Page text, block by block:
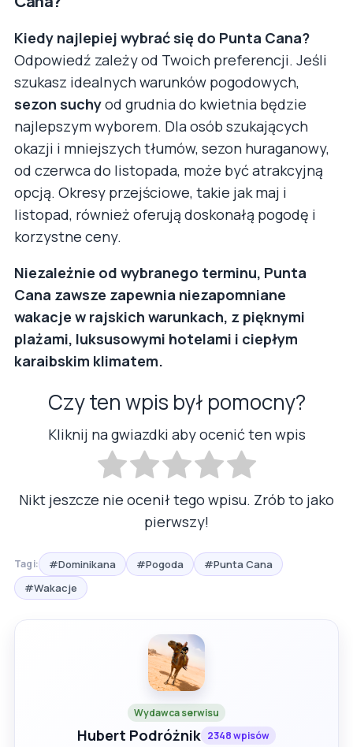
Kiedy najlepiej wybrać się do Punta Cana?
Odpowiedź zależy od Twoich preferencji. Jeśli
szukasz idealnych warunków pogodowych,
sezon suchyod grudnia do kwietnia będzie
najlepszym wyborem. Dla osób szukających
okazji i mniejszych tłumów, sezon huraganowy,
od czerwca do listopada, może być atrakcyjną
opcją. Okresy przejściowe, takie jak maj i
listopad, również oferują doskonałą pogodę i
korzystne ceny.
Niezależnie od wybranego terminu, Punta
Cana zawsze zapewnia niezapomniane
wakacje w rajskich warunkach, z pięknymi
plażami, luksusowymi hotelami i ciepłym
karaibskim klimatem.
Czy ten wpis był pomocny?
Kliknij na gwiazdki aby ocenić ten wpis
Nikt jeszcze nie ocenił tego wpisu. Zrób to jako
pierwszy!
Tagi: #Dominikana #Pogoda
#Punta Cana
#Wakacje
Wydawca serwisu
Hubert Podróżnik 2348 wpisów